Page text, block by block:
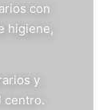
con
higiene,
y
centro.